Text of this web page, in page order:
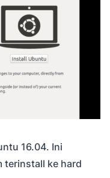
16.04. Ini
terinstall ke hard